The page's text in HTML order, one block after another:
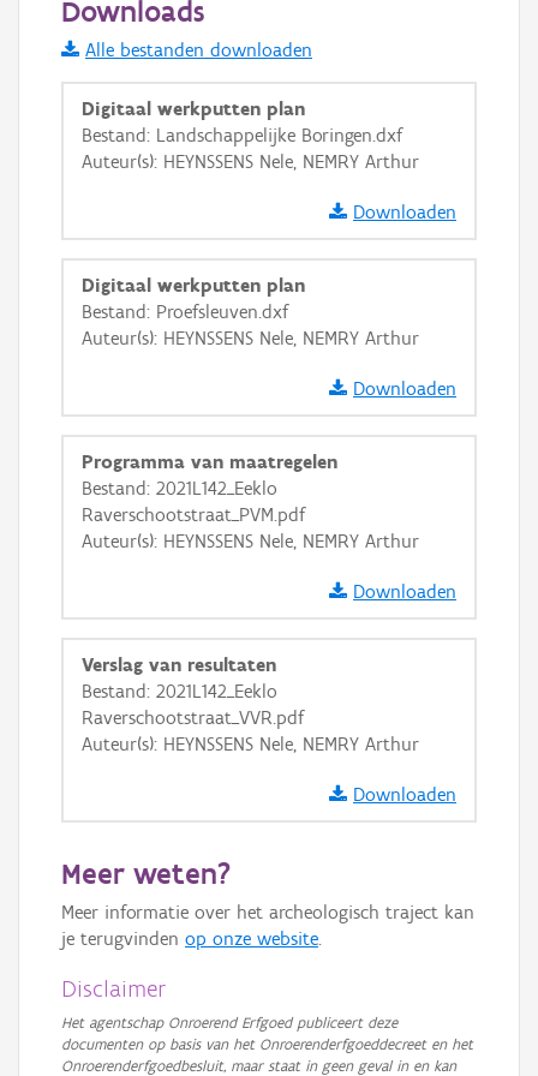
Informatie Vlaanderen
i
+ −
Basis Lagen
Ortho
GRB-Basiskaart
GRB-Basiskaart in grijswaarden
Downloads
Alle bestanden downloaden
Digitaal werkputten plan
Bestand: Landschappelijke Boringen.dxf
Auteur(s): HEYNSSENS Nele, NEMRY Arthur
Downloaden
Digitaal werkputten plan
Bestand: Proefsleuven.dxf
Auteur(s): HEYNSSENS Nele, NEMRY Arthur
Downloaden
Programma van maatregelen
Bestand: 2021L142_Eeklo
Raverschootstraat_PVM.pdf
Auteur(s): HEYNSSENS Nele, NEMRY Arthur
Downloaden
Verslag van resultaten
Bestand: 2021L142_Eeklo
Raverschootstraat_VVR.pdf
Auteur(s): HEYNSSENS Nele, NEMRY Arthur
Downloaden
Meer weten?
Meer informatie over het archeologisch traject kan
je terugvinden op onze website.
Disclaimer
Het agentschap Onroerend Erfgoed publiceert deze
documenten op basis van het Onroerenderfgoeddecreet en het
Onroerenderfgoedbesluit, maar staat in geen geval in en kan